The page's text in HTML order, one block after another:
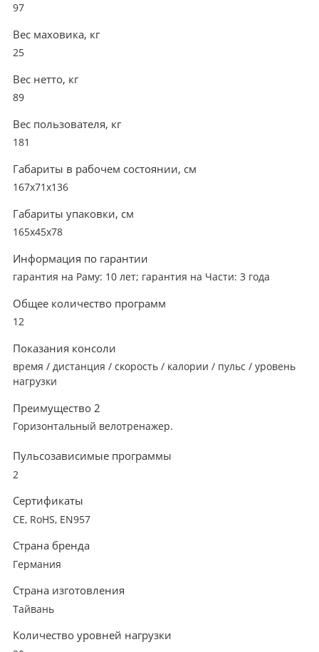
97
Вес маховика, кг
25
Вес нетто, кг
89
Вес пользователя, кг
181
Габариты в рабочем состоянии, см
167x71x136
Габариты упаковки, см
165x45x78
Информация по гарантии
гарантия на Раму: 10 лет; гарантия на Части: 3 года
Общее количество программ
12
Показания консоли
время / дистанция / скорость / калории / пульс / уровень
нагрузки
Преимущество 2
Горизонтальный велотренажер.
Пульсозависимые программы
2
Сертификаты
CE, RoHS, EN957
Страна бренда
Германия
Страна изготовления
Тайвань
Количество уровней нагрузки